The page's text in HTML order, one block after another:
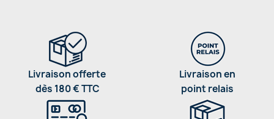
Livraison offerte
dès 180 € TTC
Livraison en
point relais